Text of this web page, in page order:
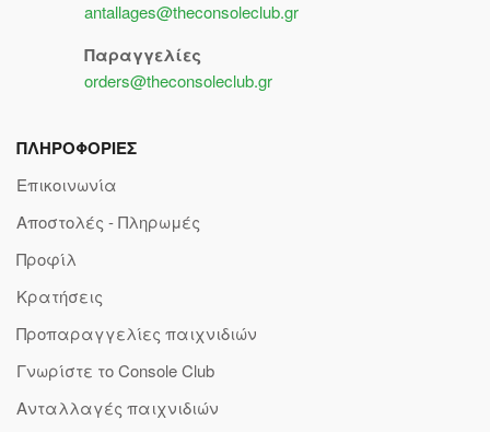
antallages@theconsoleclub.gr
Παραγγελίες
orders@theconsoleclub.gr
ΠΛΗΡΟΦΟΡΙΕΣ
Επικοινωνία
Αποστολές - Πληρωμές
Προφίλ
Κρατήσεις
Προπαραγγελίες παιχνιδιών
Γνωρίστε το Console Club
Ανταλλαγές παιχνιδιών